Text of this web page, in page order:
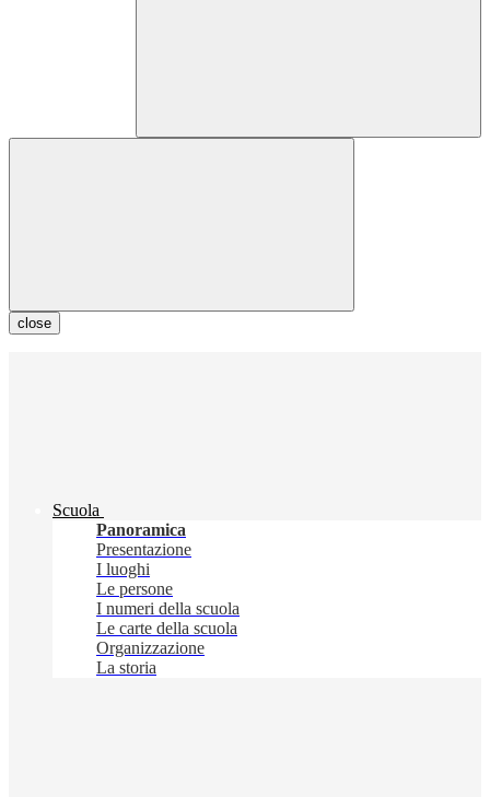
close
Scuola
Panoramica
Presentazione
I luoghi
Le persone
I numeri della scuola
Le carte della scuola
Organizzazione
La storia